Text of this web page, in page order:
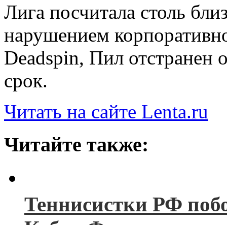
Лига посчитала столь
нарушением
Deadspin, Пил отстранен
срок.
Читать на сайте Lenta.ru
Читайте также:
Теннисистки РФ